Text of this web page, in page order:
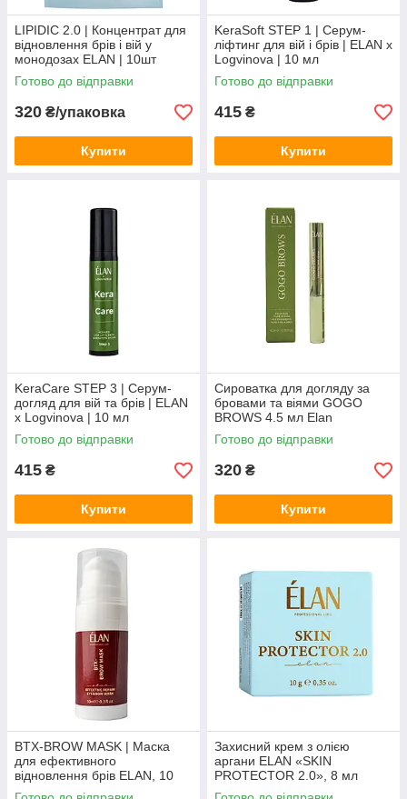
LIPIDIC 2.0 | Концентрат для
відновлення брів і вій у
монодозах ELAN | 10шт
ампул по 1,5 мл
Готово до відправки
320 ₴/упаковка
Купити
KeraSoft STEP 1 | Серум-
ліфтинг для вій і брів | ELAN x
Logvinova | 10 мл
Готово до відправки
415 ₴
Купити
KeraCare STEP 3 | Серум-
догляд для вій та брів | ELAN
x Logvinova | 10 мл
Готово до відправки
415 ₴
Купити
Сироватка для догляду за
бровами та віями GOGO
BROWS 4.5 мл Elan
Готово до відправки
320 ₴
Купити
BTX-BROW MASK | Маска
для ефективного
відновлення брів ELAN, 10
мл
Захисний крем з олією
аргани ELAN «SKIN
PROTECTOR 2.0», 8 мл